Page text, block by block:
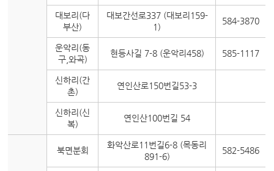
대보리(다
부산)
대보간선로337 (대보리159-
1)
584-3870
운악리(동
구,와곡)
현등사길 7-8 (운악리458) 585-1117
신하리(간
촌)
연인산로150번길53-3
신하리(신
복)
연인산100번길 54
북면분회
화악산로11번길6-8 (목동리
891-6)
582-5486